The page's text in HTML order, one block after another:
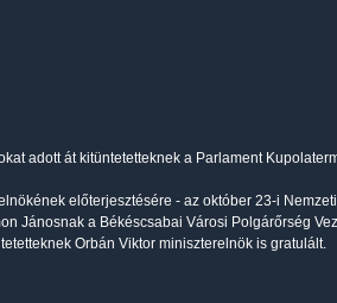
adott át kitüntetetteknek a Parlament
előterjesztésére - az október 23-i
Jánosnak a Békéscsabai Városi Polgárőrség
Orbán Viktor miniszterelnök is gratulált.